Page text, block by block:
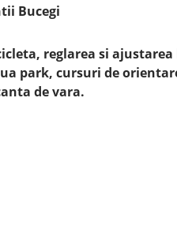
Bucegi
reglarea si
park, cursuri de
de vara.